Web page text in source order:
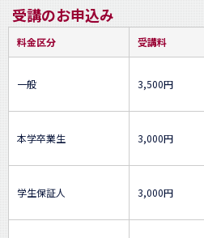
受講のお申込み
料金区分 受講料
一般 3,500円
本学卒業生 3,000円
学生保証人 3,000円